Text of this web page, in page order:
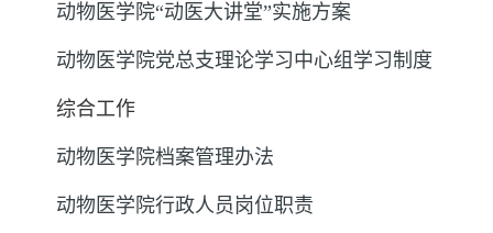
动物医学院“动医大讲堂”实施方案
动物医学院党总支理论学习中心组学习制度
综合工作
动物医学院档案管理办法
动物医学院行政人员岗位职责